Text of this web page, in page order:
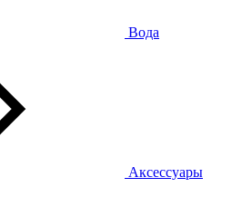
Вода
Аксессуары